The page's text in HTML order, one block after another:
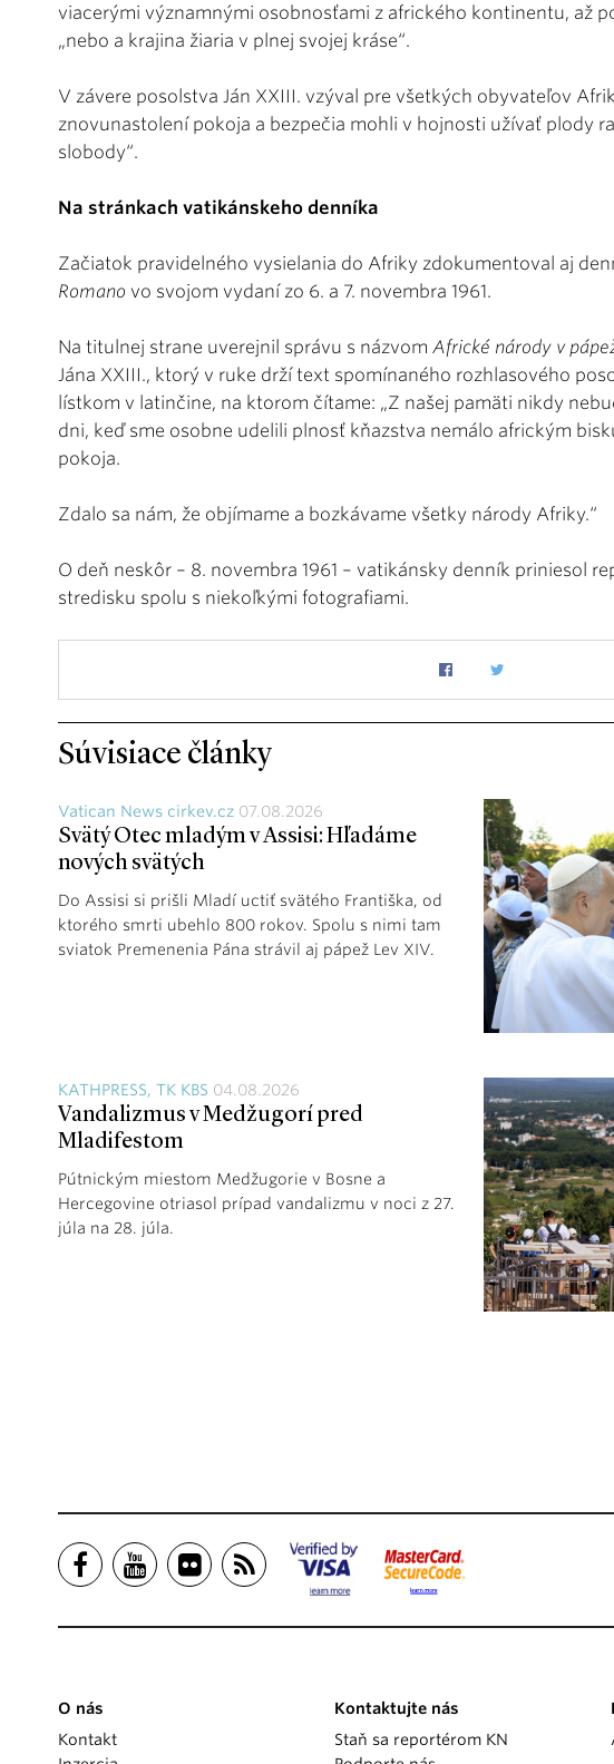
viacerými významnými osobnosťami z afrického kontinentu, až
„nebo a krajina žiaria v plnej svojej kráse“.
V závere posolstva Ján XXIII. vzýval pre všetkých obyvateľov
znovunastolení pokoja a bezpečia mohli v hojnosti užívať plody
slobody“.
Na stránkach vatikánskeho denníka
Začiatok pravidelného vysielania do Afriky zdokumentoval aj
Romano vo svojom vydaní zo 6. a 7. novembra 1961.
Na titulnej strane uverejnil správu s názvom Africké národy v
Jána XXIII., ktorý v ruke drží text spomínaného rozhlasového
lístkom v latinčine, na ktorom čítame: „Z našej pamäti nikdy
dni, keď sme osobne udelili plnosť kňazstva nemálo africkým
pokoja.
Zdalo sa nám, že objímame a bozkávame všetky národy Afriky.“
O deň neskôr – 8. novembra 1961 – vatikánsky denník priniesol
stredisku spolu s niekoľkými fotografiami.
Súvisiace články
Vatican News cirkev.cz 07.08.2026
Svätý Otec mladým v Assisi: Hľadáme
nových svätých
Do Assisi si prišli Mladí uctiť svätého Františka, od
ktorého smrti ubehlo 800 rokov. Spolu s nimi tam
sviatok Premenenia Pána strávil aj pápež Lev XIV.
KATHPRESS, TK KBS 04.08.2026
Vandalizmus v Medžugorí pred
Mladifestom
Pútnickým miestom Medžugorie v Bosne a
Hercegovine otriasol prípad vandalizmu v noci z 27.
júla na 28. júla.
O nás
Kontakt
Kontaktujte nás
Staň sa reportérom KN